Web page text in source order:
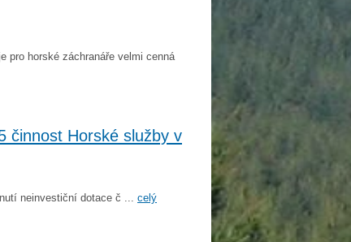
pro horské záchranáře velmi cenná
činnost Horské služby v
neinvestiční dotace č ... celý